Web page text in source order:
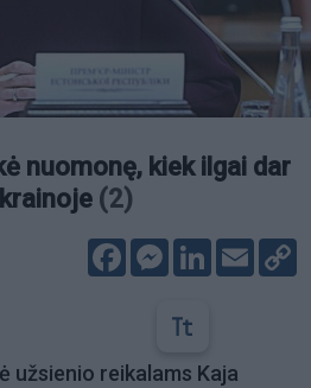
nuomonę, kiek ilgai dar
(2)
FacebookMessenger
LinkedIn
Email
užsienio reikalams Kaja